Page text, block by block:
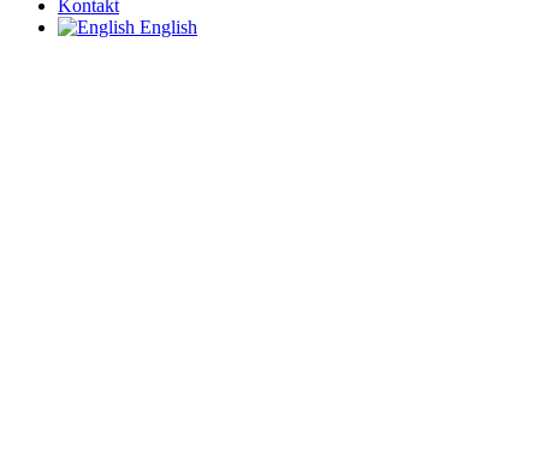
Kontakt
English